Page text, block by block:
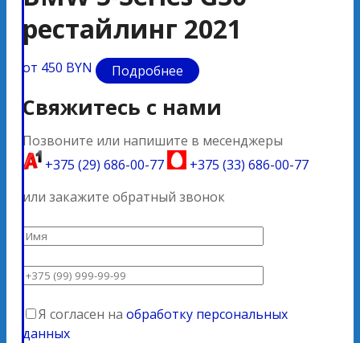
рестайлинг 2021
от 450 BYN Подробнее
Свяжитесь с нами
Позвоните или напишите в месенджеры
+375 (29) 686-00-77
+375 (33) 686-00-77
или закажите обратный звонок
Я согласен на обработку персональных
данных